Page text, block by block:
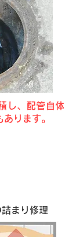
し、配管自体
ります。
まり修理